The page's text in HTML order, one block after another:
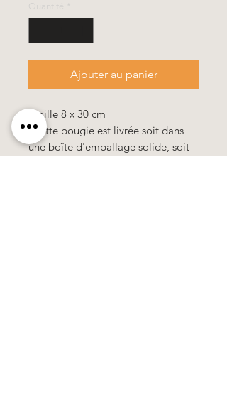
Quantité
Ajouter au panier
- taille 8 x 30 cm
- cette bougie est livrée soit dans
une boîte d'emballage solide, soit